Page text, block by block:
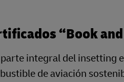
“Book
integral del insetting
de aviación